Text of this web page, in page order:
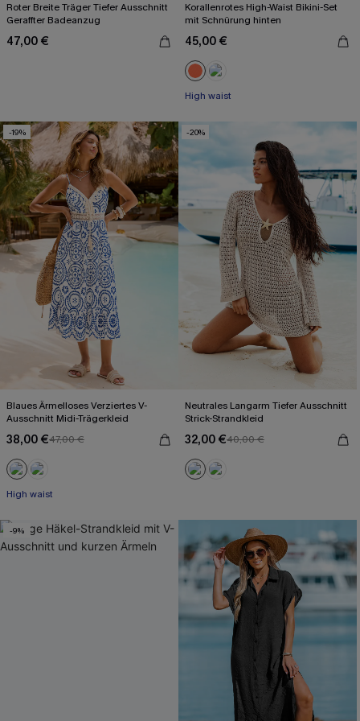
Roter Breite Träger Tiefer Ausschnitt
Geraffter Badeanzug
47,00 €
Korallenrotes High-Waist Bikini-Set
mit Schnürung hinten
45,00 €
High waist
-19%
Blaues Ärmelloses Verziertes V-
Ausschnitt Midi-Trägerkleid
38,00 €47,00 €
High waist
-20%
Neutrales Langarm Tiefer Ausschnitt
Strick-Strandkleid
32,00 €40,00 €
-9%